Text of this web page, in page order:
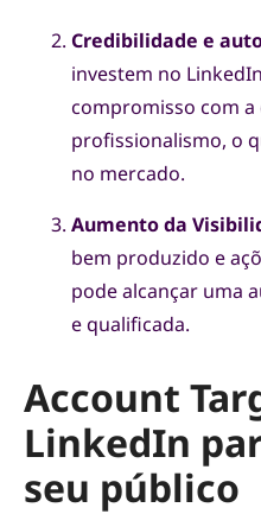
Credibilidade e
investem no
compromisso com a
profissionalismo, o
no mercado.
Aumento da
bem produzido e
pode alcançar uma
e qualificada.
Account
LinkedIn
seu público